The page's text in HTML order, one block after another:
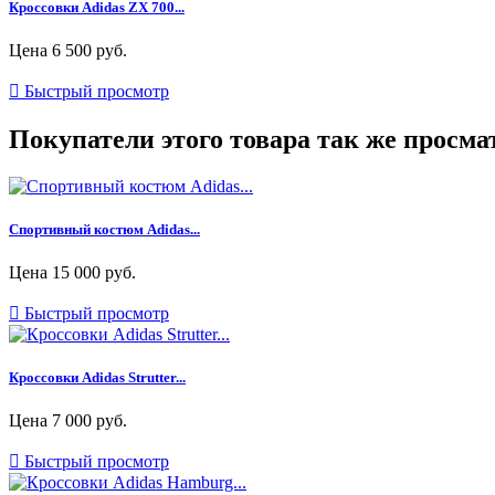
Кроссовки Adidas ZX 700...
Цена 6 500 руб.
 Быстрый просмотр
Покупатели этого товара так же
Спортивный костюм Adidas...
Цена 15 000 руб.
 Быстрый просмотр
Кроссовки Adidas Strutter...
Цена 7 000 руб.
 Быстрый просмотр